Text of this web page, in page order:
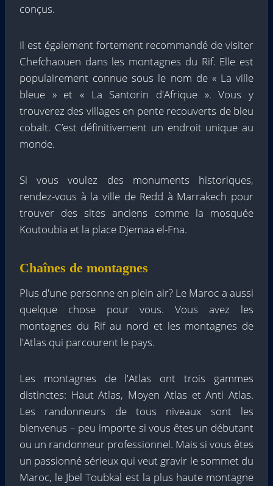
conçus.
Il est également fortement recommandé de visiter
Chefchaouen dans les montagnes du Rif. Elle est
populairement connue sous le nom de « La ville
bleue » et « La Santorin d'Afrique ». Vous y
trouverez des villages en pente recouverts de bleu
cobalt. C’est définitivement un endroit unique au
monde.
Si vous voulez des monuments historiques,
rendez-vous à la ville de Redd à Marrakech pour
trouver des sites anciens comme la mosquée
Koutoubia et la place Djemaa el-Fna.
Chaînes de montagnes
Plus d'une personne en plein air? Le Maroc a aussi
quelque chose pour vous. Vous avez les
montagnes du Rif au nord et les montagnes de
l'Atlas qui parcourent le pays.
Les montagnes de l'Atlas ont trois gammes
distinctes: Haut Atlas, Moyen Atlas et Anti Atlas.
Les randonneurs de tous niveaux sont les
bienvenus – peu importe si vous êtes un débutant
ou un randonneur professionnel. Mais si vous êtes
un passionné sérieux qui veut gravir le sommet du
Maroc, le Jbel Toubkal est la plus haute montagne